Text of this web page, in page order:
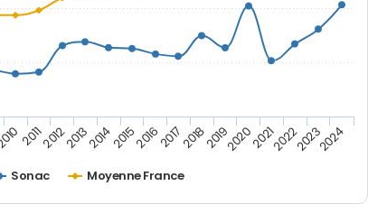
Sonac Moyenne France
20112012201320142015201620172018201920202021202220232024